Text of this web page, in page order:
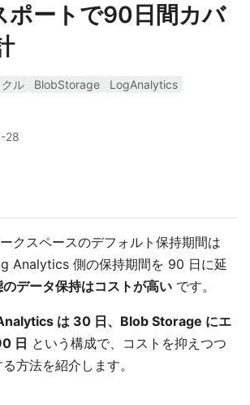
ポートで90日間カバ
ル BlobStorage
LogAnalytics
28
クスペースのデフォルト保持期間は
Analytics 側の保持期間を 90 日に延
データ保持はコストが高い です。
は 30 日、Blob Storage にエ
日 という構成で、コストを抑えつつ
方法を紹介します。